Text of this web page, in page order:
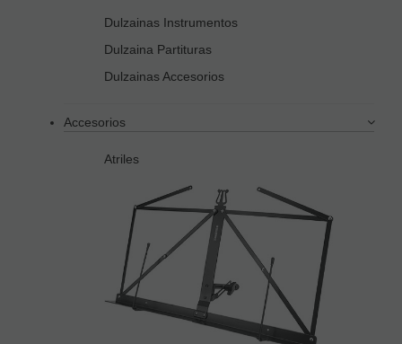
Dulzainas Instrumentos
Dulzaina Partituras
Dulzainas Accesorios
Accesorios
Atriles